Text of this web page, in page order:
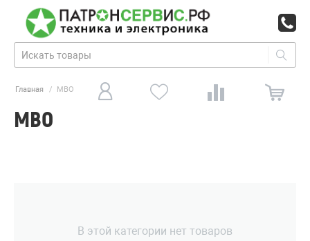
Главная / MBO
MBO
В этой категории нет товаров